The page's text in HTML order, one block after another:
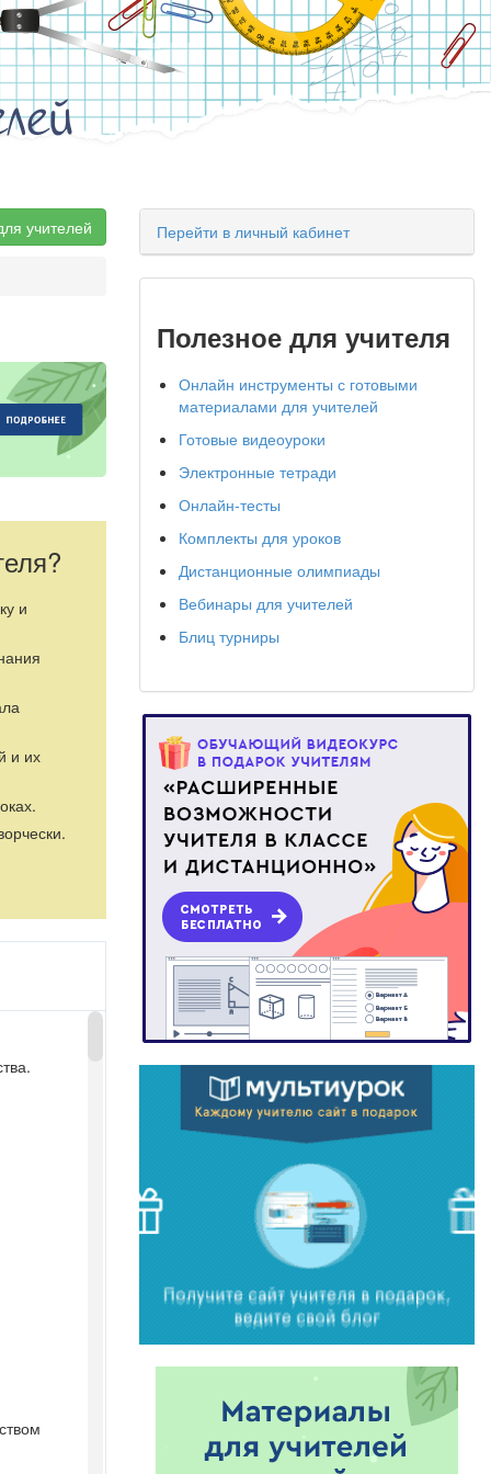
учителей
и
и их
Перейти в личный кабинет
Полезное для учителя
Онлайн инструменты с готовыми
материалами для учителей
Готовые видеоуроки
Электронные тетради
Онлайн-тесты
Комплекты для уроков
Дистанционные олимпиады
Вебинары для учителей
Блиц турниры